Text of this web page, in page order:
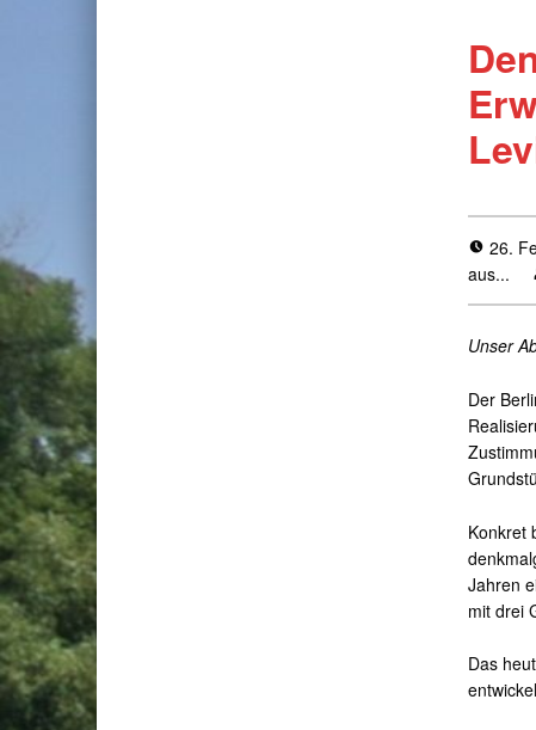
26.
aus...
Unser
Der
Konkret
Jahren
mit drei
Das